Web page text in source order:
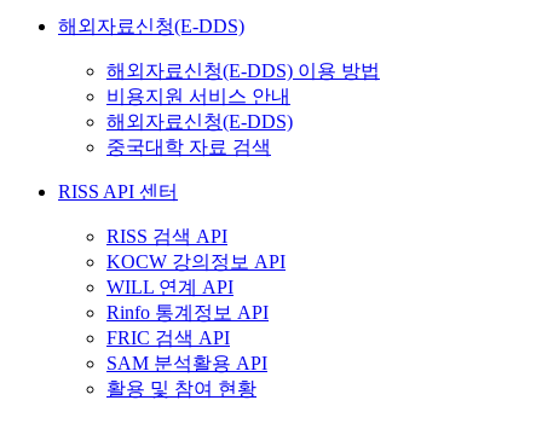
해외자료신청(E-DDS)
해외자료신청(E-DDS) 이용 방법
비용지원 서비스 안내
해외자료신청(E-DDS)
중국대학 자료 검색
RISS API 센터
RISS 검색 API
KOCW 강의정보 API
WILL 연계 API
Rinfo 통계정보 API
FRIC 검색 API
SAM 분석활용 API
활용 및 참여 현황